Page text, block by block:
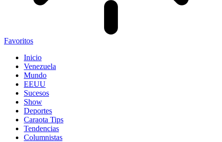
Favoritos
Inicio
Venezuela
Mundo
EEUU
Sucesos
Show
Deportes
Caraota Tips
Tendencias
Columnistas